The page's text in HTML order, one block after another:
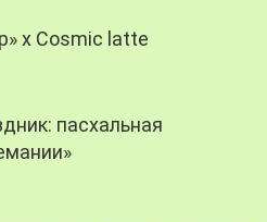
х Cosmic latte
пасхальная